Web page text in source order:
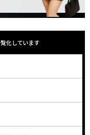
化しています